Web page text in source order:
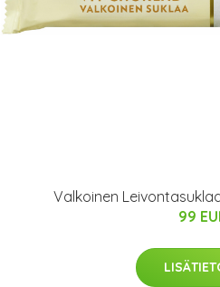
Valkoinen
99